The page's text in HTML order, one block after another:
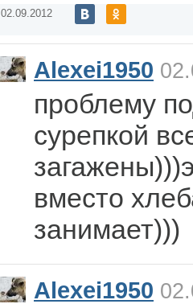
02.09.2012
Alexei1950
проблему
сурепкой
вместо
занимает)))
Alexei1950